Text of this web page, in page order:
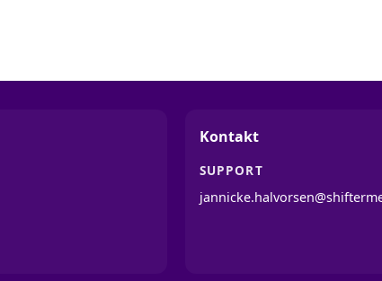
Kontakt
SUPPORT